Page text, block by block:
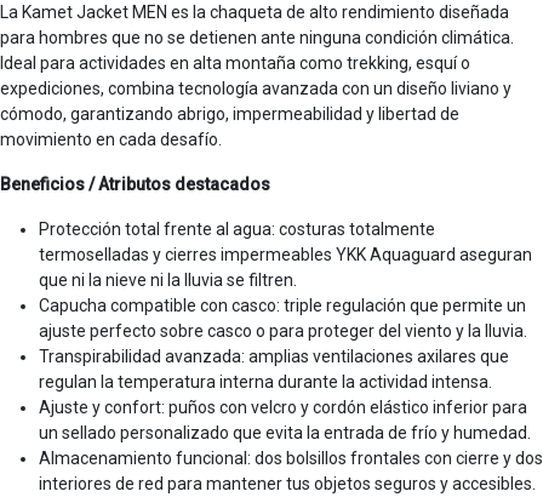
La Kamet Jacket MEN es la chaqueta de alto rendimiento diseñada
para hombres que no se detienen ante ninguna condición climática.
Ideal para actividades en alta montaña como trekking, esquí o
expediciones, combina tecnología avanzada con un diseño liviano y
cómodo, garantizando abrigo, impermeabilidad y libertad de
movimiento en cada desafío.
Beneficios / Atributos destacados
Protección total frente al agua: costuras totalmente
termoselladas y cierres impermeables YKK Aquaguard aseguran
que ni la nieve ni la lluvia se filtren.
Capucha compatible con casco: triple regulación que permite un
ajuste perfecto sobre casco o para proteger del viento y la lluvia.
Transpirabilidad avanzada: amplias ventilaciones axilares que
regulan la temperatura interna durante la actividad intensa.
Ajuste y confort: puños con velcro y cordón elástico inferior para
un sellado personalizado que evita la entrada de frío y humedad.
Almacenamiento funcional: dos bolsillos frontales con cierre y dos
interiores de red para mantener tus objetos seguros y accesibles.